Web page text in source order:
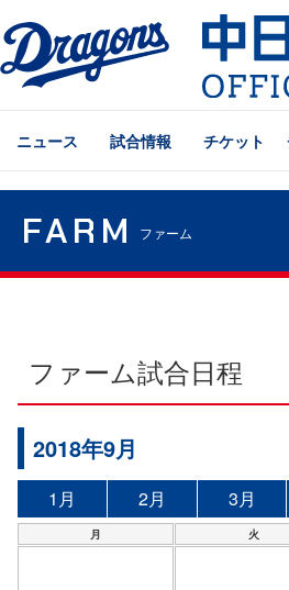
ニュース 試合情報 チケット
FARM ファーム
ファーム試合日程
2018年9月
1月 2月 3月
月 火